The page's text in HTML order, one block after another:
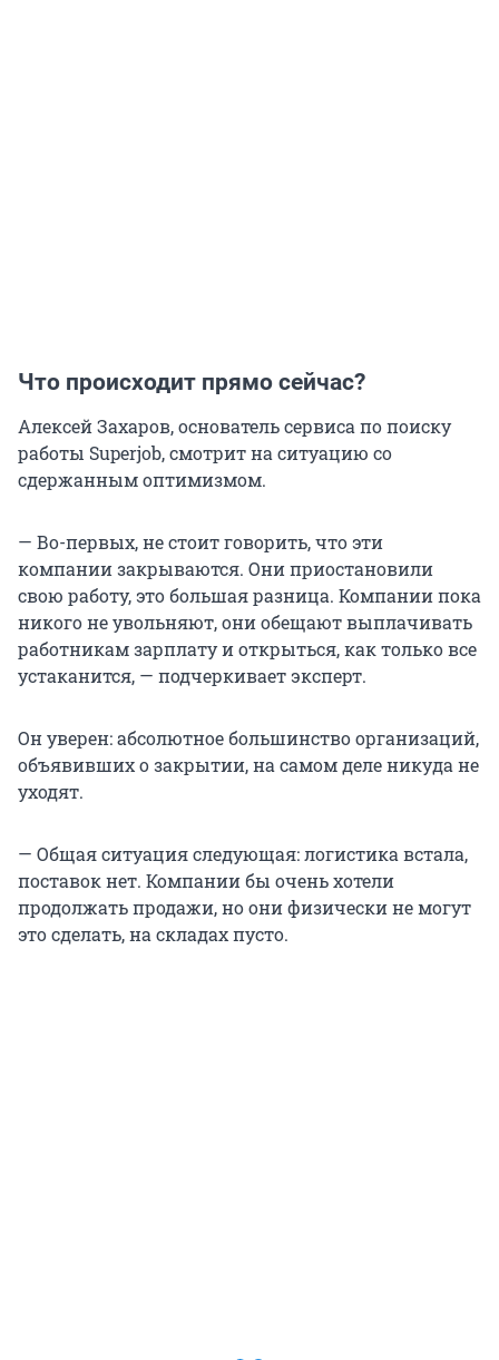
Что происходит прямо сейчас?
Алексей Захаров, основатель сервиса по поиску
работы Superjob, смотрит на ситуацию со
сдержанным оптимизмом.
— Во-первых, не стоит говорить, что эти
компании закрываются. Они приостановили
свою работу, это большая разница. Компании пока
никого не увольняют, они обещают выплачивать
работникам зарплату и открыться, как только все
устаканится, — подчеркивает эксперт.
Он уверен: абсолютное большинство организаций,
объявивших о закрытии, на самом деле никуда не
уходят.
— Общая ситуация следующая: логистика встала,
поставок нет. Компании бы очень хотели
продолжать продажи, но они физически не могут
это сделать, на складах пусто.